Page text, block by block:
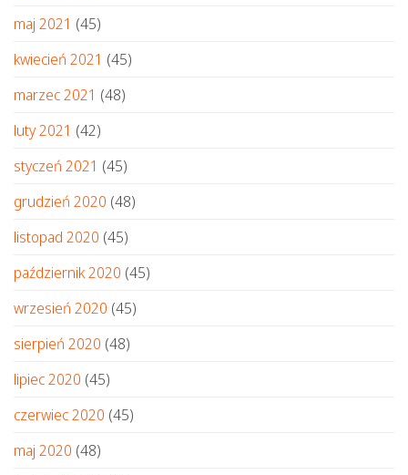
maj 2021 (45)
kwiecień 2021 (45)
marzec 2021 (48)
luty 2021 (42)
styczeń 2021 (45)
grudzień 2020 (48)
listopad 2020 (45)
październik 2020 (45)
wrzesień 2020 (45)
sierpień 2020 (48)
lipiec 2020 (45)
czerwiec 2020 (45)
maj 2020 (48)